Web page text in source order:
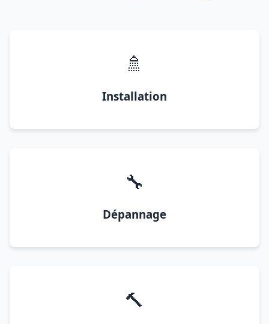
🚿
Installation
🔧
Dépannage
🔨